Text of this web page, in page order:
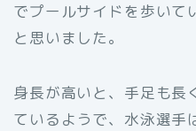
でプールサイドを歩いて
と思いました。
身長が高いと、手足も長
ているようで、水泳選手